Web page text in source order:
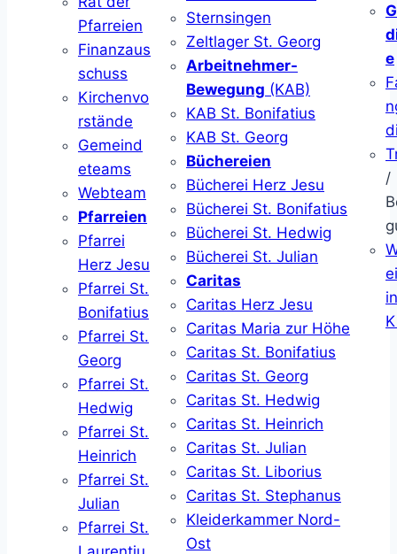
Pfarreien
Finanzaus
schuss
Kirchenvo
rstände
Gemeind
eteams
Webteam
Pfarreien
Pfarrei
Herz Jesu
Pfarrei St.
Bonifatius
Pfarrei St.
Georg
Pfarrei St.
Hedwig
Pfarrei St.
Heinrich
Pfarrei St.
Julian
Pfarrei St.
Sternsingen
Zeltlager St. Georg
Arbeitnehmer-
Bewegung (KAB)
KAB St. Bonifatius
KAB St. Georg
Büchereien
Bücherei Herz Jesu
Bücherei St. Bonifatius
Bücherei St. Hedwig
Bücherei St. Julian
Caritas
Caritas Herz Jesu
Caritas Maria zur Höhe
Caritas St. Bonifatius
Caritas St. Georg
Caritas St. Hedwig
Caritas St. Heinrich
Caritas St. Julian
Caritas St. Liborius
Caritas St. Stephanus
Kleiderkammer Nord-
Ost
e
/